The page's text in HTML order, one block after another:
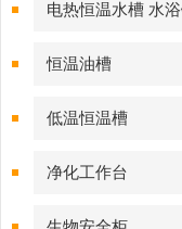
电热恒温水槽 水
恒温油槽
低温恒温槽
净化工作台